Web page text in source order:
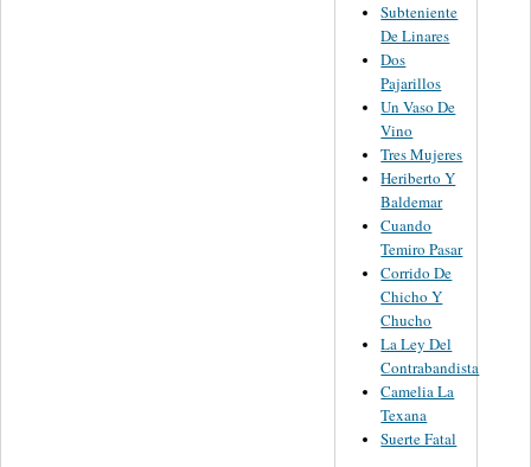
Subteniente
De Linares
Dos
Pajarillos
Un Vaso De
Vino
Tres Mujeres
Heriberto Y
Baldemar
Cuando
Temiro Pasar
Corrido De
Chicho Y
Chucho
La Ley Del
Contrabandista
Camelia La
Texana
Suerte Fatal